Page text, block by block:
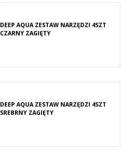
DEEP AQUA ZESTAW NARZĘDZI 4SZT
CZARNY ZAGIĘTY
DEEP AQUA ZESTAW NARZĘDZI 4SZT
SREBRNY ZAGIĘTY